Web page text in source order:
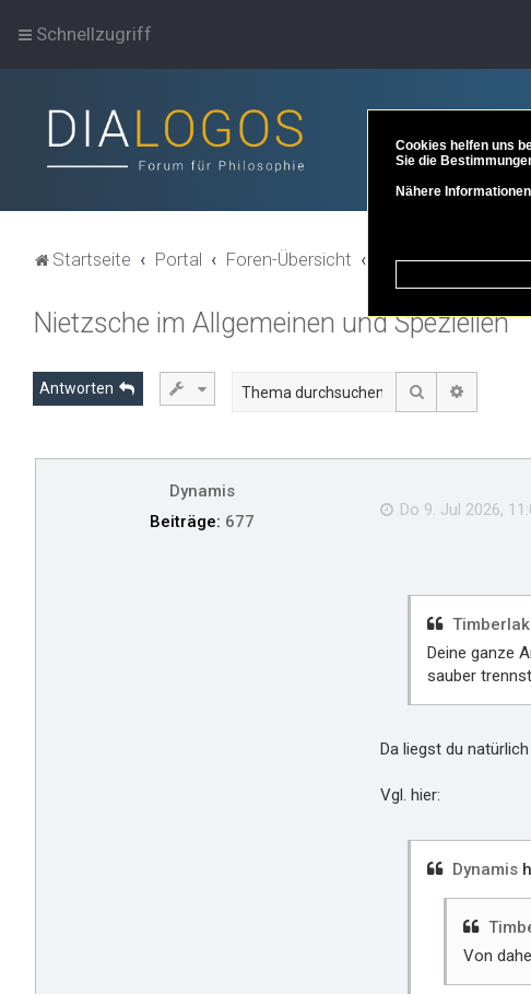
Schnellzugriff
Startseite Portal Foren-Übersicht Philosoph*innen,
Nietzsche im Allgemeinen und Speziellen
Antworten Suche
Dynamis
Beiträge: 677
Do 9. Jul 2026,
Deine ganze
sauber
Da liegst du
Vgl. hier:
Dynamis
Von
Cookies helfen uns
Sie die
Nähere